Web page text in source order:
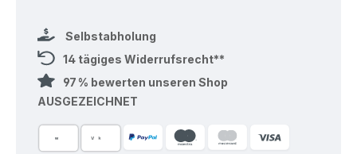
Selbstabholung
14 tägiges Widerrufsrecht**
97 % bewerten unseren Shop
AUSGEZEICHNET